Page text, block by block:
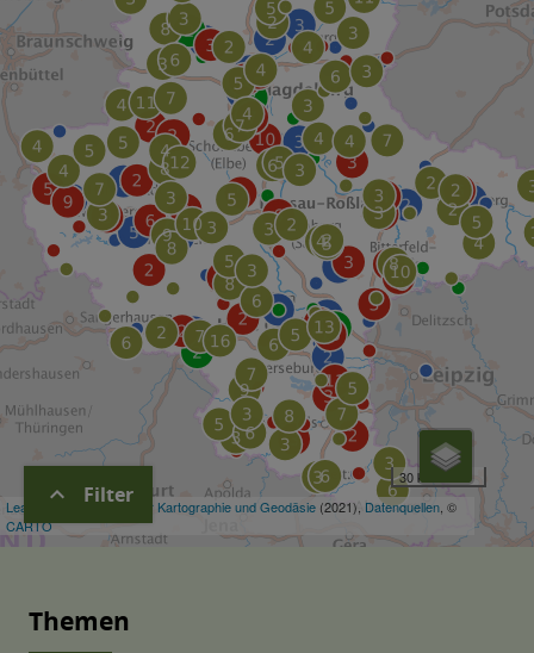
expand_more Filter
Themen